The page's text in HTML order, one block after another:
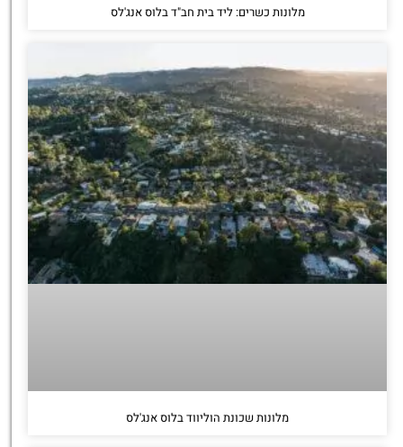
מלונות כשרים: ליד בית חב"ד בלוס אנג'לס
מלונות שכונת הוליווד בלוס אנג'לס